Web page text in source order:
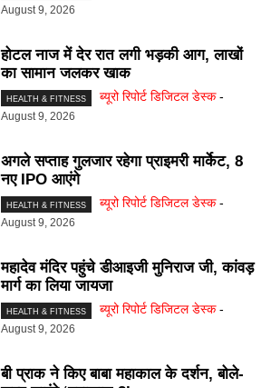
August 9, 2026
होटल नाज में देर रात लगी भड़की आग, लाखों
का सामान जलकर खाक
HEALTH & FITNESS ब्यूरो रिपोर्ट डिजिटल डेस्क -
August 9, 2026
अगले सप्ताह गुलजार रहेगा प्राइमरी मार्केट, 8
नए IPO आएंगे
HEALTH & FITNESS ब्यूरो रिपोर्ट डिजिटल डेस्क -
August 9, 2026
महादेव मंदिर पहुंचे डीआइजी मुनिराज जी, कांवड़
मार्ग का लिया जायजा
HEALTH & FITNESS ब्यूरो रिपोर्ट डिजिटल डेस्क -
August 9, 2026
बी प्राक ने किए बाबा महाकाल के दर्शन, बोले-